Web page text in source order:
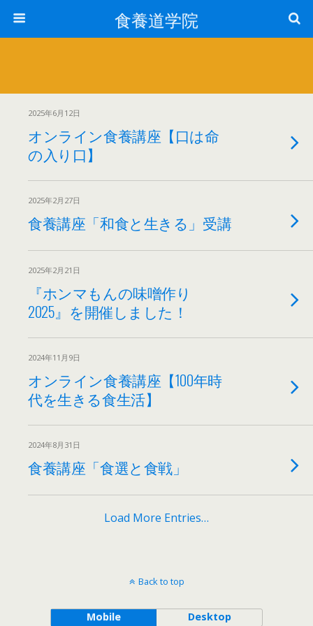
食養道学院
2025年6月12日
オンライン食養講座【口は命
の入り口】
2025年2月27日
食養講座「和食と生きる」受講
2025年2月21日
『ホンマもんの味噌作り
2025』を開催しました！
2024年11月9日
オンライン食養講座【100年時
代を生きる食生活】
2024年8月31日
食養講座「食選と食戦」
Load More Entries…
Back to top
Mobile Desktop